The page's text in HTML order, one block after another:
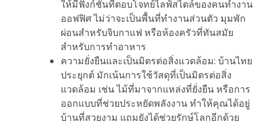
ให้มีฟังก์ชันที่ตอบโจทย์ไลฟ์สไตล์ของคนทำงาน
ออฟฟิศ ไม่ว่าจะเป็นพื้นที่ทำงานส่วนตัว มุมพัก
ผ่อนสำหรับจิบกาแฟ หรือห้องครัวที่ทันสมัย
สำหรับการทำอาหาร
ความยั่งยืนและเป็นมิตรต่อสิ่งแวดล้อม: บ้านไทย
ประยุกต์ มักเน้นการใช้วัสดุที่เป็นมิตรต่อสิ่ง
แวดล้อม เช่น ไม้ที่มาจากแหล่งที่ยั่งยืน หรือการ
ออกแบบที่ช่วยประหยัดพลังงาน ทำให้คุณได้อยู่
บ้านที่สวยงาม แถมยังได้ช่วยรักษ์โลกอีกด้วย